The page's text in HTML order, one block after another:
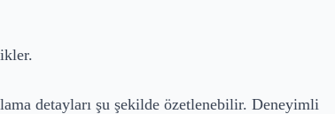
detayları şu şekilde özetlenebilir. Deneyimli